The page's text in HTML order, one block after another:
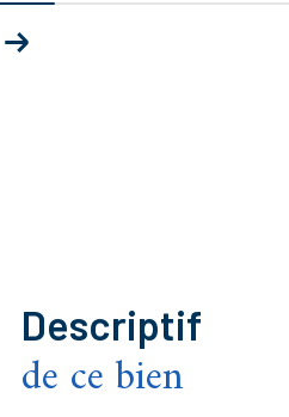
descriptif
de ce bien